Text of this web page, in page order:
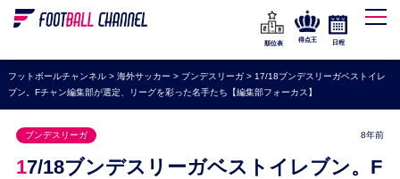
WEリーグ
海外サッカー
プレミアリーグ
ラ・リーガ
セリエA
順位表
得点王 日程
フットボールチャンネル> 海外サッカー > ブンデスリーガ> 17/18ブンデスリーガベストイレ
ブン。Fチャン編集部が選定、リーグを彩った名手たち【編集部フォーカス】
ブンデスリーガ 8年前
17/18ブンデスリーガベストイレブン。F